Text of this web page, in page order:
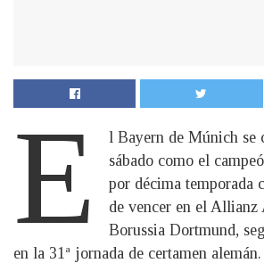
E
l Bayern de Múnich se
sábado como el
por décima temporada
de vencer en el Allianz
Borussia Dortmund,
en la 31ª jornada de certamen